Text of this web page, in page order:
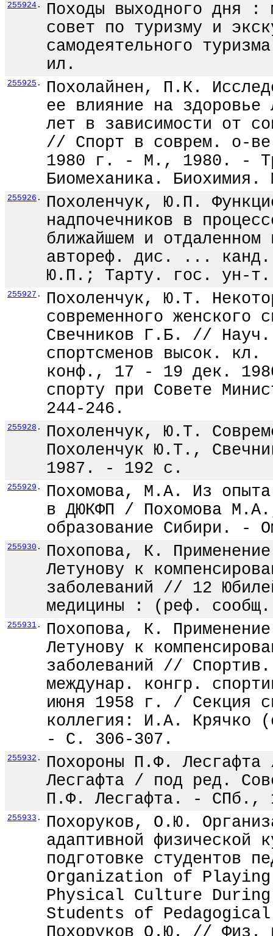
255924 .
Походы выходного дня
совет по туризму и
самодеятельного
ил.
255925 .
Похолайнен, П.К.
ее влияние на
лет в зависимости от
// Спорт в соврем. о-
1980 г. - М., 1980. -
Биомеханика.
255926 .
Похоленчук, Ю.П.
надпочечников в
ближайшем и отдаленном
автореф. дис. ... канд.
Ю.П.; Тарту. гос. ун-
255927 .
Похоленчук, Ю.Т.
современного
Свечников Г.Б. //
спортсменов высок.
конф., 17 - 19 дек.
спорту при Совете
244-246.
255928 .
Похоленчук, Ю.Т.
Похоленчук Ю.Т.,
1987. - 192 с.
255929 .
Похомова, М.А. Из опыта
в ДЮКФП / Похомова
образование Сибири.
255930 .
Похопова, К.
Летунову к
заболеваний // 12
медицины : (реф.
255931 .
Похопова, К.
Летунову к
заболеваний //
междунар. конгр.
июня 1958 г. / Секция
коллегия: И.А.
- С. 306-307.
255932 .
Похороны П.Ф. Лесгафта
Лесгафта / под ред.
П.Ф. Лесгафта. - СПб.,
255933 .
Похоруков, О.Ю.
адаптивной физической
подготовке студентов
Organization of
Physical Culture
Students of